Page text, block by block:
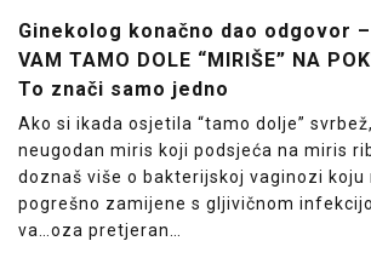
Ginekolog konačno dao odgovor –
VAM TAMO DOLE “MIRIŠE” NA
To znači samo jedno
Ako si ikada osjetila “tamo dolje”
neugodan miris koji podsjeća na miris
doznaš više o bakterijskoj vaginozi koju
pogrešno zamijene s gljivičnom
va…oza pretjeran…